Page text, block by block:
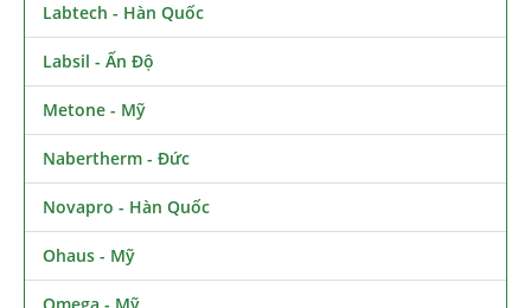
Labtech - Hàn Quốc
Labsil - Ấn Độ
Metone - Mỹ
Nabertherm - Đức
Novapro - Hàn Quốc
Ohaus - Mỹ